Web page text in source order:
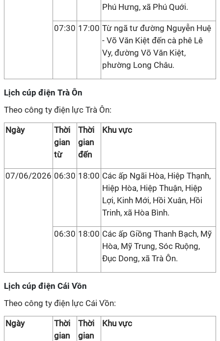
Phú Hưng, xã Phú Quới.
07:30 17:00 Từ ngã tư đường Nguyễn Huệ
- Võ Văn Kiệt đến cà phê Lê
Vy, đường Võ Văn Kiệt,
phường Long Châu.
Lịch cúp điện Trà Ôn
Theo công ty điện lực Trà Ôn:
Ngày
Thời
gian
từ
Thời
gian
đến
Khu vực
07/06/2026 06:30 18:00 Các ấp Ngãi Hòa, Hiệp Thạnh,
Hiệp Hòa, Hiệp Thuận, Hiệp
Lợi, Kinh Mới, Hồi Xuân, Hồi
Trinh, xã Hòa Bình.
06:30 18:00 Các ấp Giồng Thanh Bạch, Mỹ
Hòa, Mỹ Trung, Sóc Ruộng,
Đục Dong, xã Trà Ôn.
Lịch cúp điện Cái Vồn
Theo công ty điện lực Cái Vồn:
Ngày
Thời
gian
Thời
gian
Khu vực